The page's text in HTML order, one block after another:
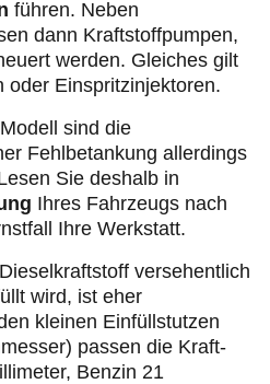
führen. Neben
dann Kraftstoffpumpen,
werden. Gleiches gilt
oder Einspritzinjektoren.
sind die
Fehlbetankung allerdings
Sie deshalb in
Ihres Fahrzeugs nach
Ihre Werkstatt.
versehentlich
wird, ist eher
kleinen Einfüllstutzen
passen die Kraft-
Benzin 21